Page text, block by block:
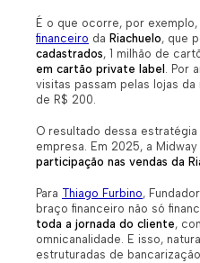
É o que ocorre, por exemplo,
financeiro da Riachuelo, que
cadastrados, 1 milhão de
em cartão private label . Por
visitas passam pelas lojas
de R$ 200.
O resultado dessa
empresa. Em 2025, a
participação nas vendas da
Para Thiago Furbino,
braço financeiro não só
toda a jornada do cliente,
omnicanalidade. E isso,
estruturadas de